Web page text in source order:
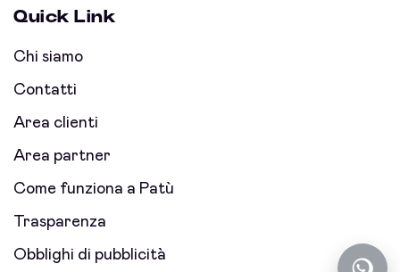
Quick Link
Chi siamo
Contatti
Area clienti
Area partner
Come funziona a Patù
Trasparenza
Obblighi di pubblicità